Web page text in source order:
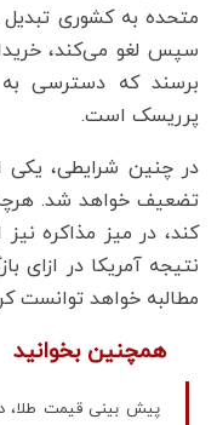
متحده به کشوری
سپس لغو می‌کند،
برسند که دسترسی
پرریسک است.
در چنین شرایطی، یکی
تضعیف خواهد شد. هرچه
کند، در میز مذاکره
نتیجه آمریکا در ازای
مطالبه خواهد توانست
همچنین بخوانید